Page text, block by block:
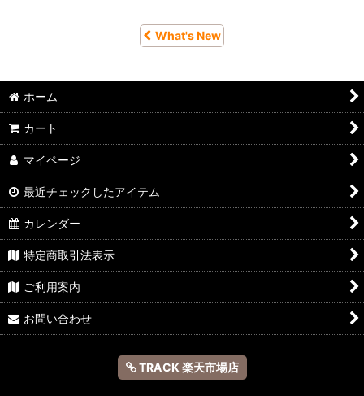
What's New
ホーム
カート
マイページ
最近チェックしたアイテム
カレンダー
特定商取引法表示
ご利用案内
お問い合わせ
TRACK 楽天市場店